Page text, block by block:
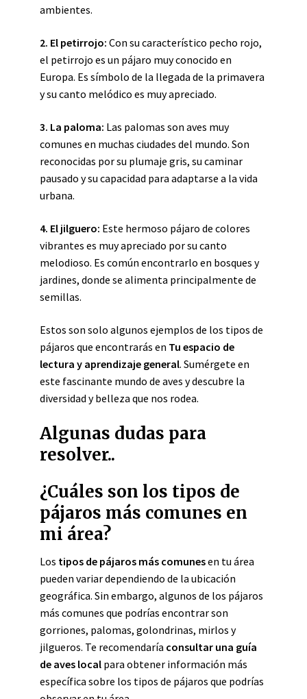
ambientes.
2. El petirrojo: Con su característico pecho rojo,
el petirrojo es un pájaro muy conocido en
Europa. Es símbolo de la llegada de la primavera
y su canto melódico es muy apreciado.
3. La paloma: Las palomas son aves muy
comunes en muchas ciudades del mundo. Son
reconocidas por su plumaje gris, su caminar
pausado y su capacidad para adaptarse a la vida
urbana.
4. El jilguero: Este hermoso pájaro de colores
vibrantes es muy apreciado por su canto
melodioso. Es común encontrarlo en bosques y
jardines, donde se alimenta principalmente de
semillas.
Estos son solo algunos ejemplos de los tipos de
pájaros que encontrarás en Tu espacio de
lectura y aprendizaje general. Sumérgete en
este fascinante mundo de aves y descubre la
diversidad y belleza que nos rodea.
Algunas dudas para
resolver..
¿Cuáles son los tipos de
pájaros más comunes en
mi área?
Los tipos de pájaros más comunesen tu área
pueden variar dependiendo de la ubicación
geográfica. Sin embargo, algunos de los pájaros
más comunes que podrías encontrar son
gorriones, palomas, golondrinas, mirlos y
jilgueros. Te recomendaría consultar una guía
de aves local para obtener información más
específica sobre los tipos de pájaros que podrías